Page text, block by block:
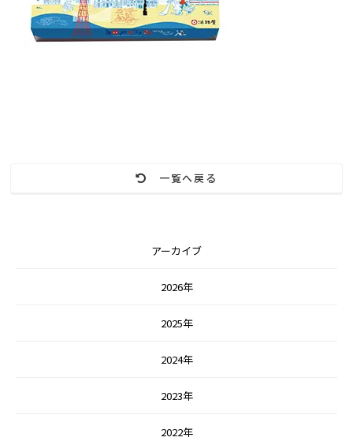
一覧へ戻る
アーカイブ
2026年
2025年
2024年
2023年
2022年